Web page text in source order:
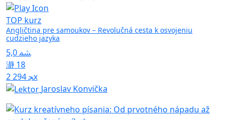
TOP kurz
Angličtina pre samoukov – Revolučná cesta k osvojeniu
cudzieho jazyka
5,0
18
2 294x
Jaroslav Konvička